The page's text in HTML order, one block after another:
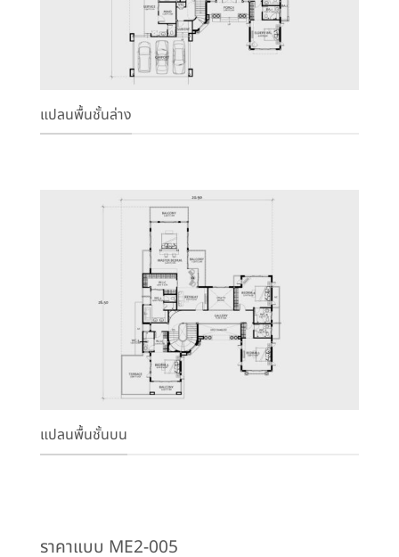
แปลนพื้นชั้นล่าง
แปลนพื้นชั้นบน
ราคาแบบ ME2-005